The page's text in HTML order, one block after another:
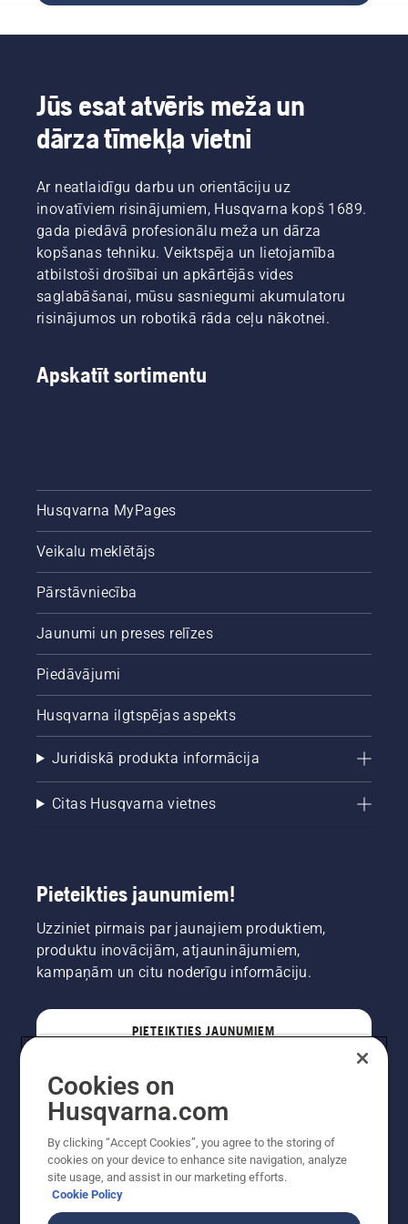
dažus
sagatavot
darbam.
Izmantojot
atkrīt.
Jūs esat atvēris meža un
dārza tīmekļa vietni
Ar neatlaidīgu darbu un orientāciju uz
inovatīviem risinājumiem, Husqvarna kopš 1689.
gada piedāvā profesionālu meža un dārza
kopšanas tehniku. Veiktspēja un lietojamība
atbilstoši drošībai un apkārtējās vides
saglabāšanai, mūsu sasniegumi akumulatoru
risinājumos un robotikā rāda ceļu nākotnei.
Apskatīt sortimentu
Husqvarna MyPages
Veikalu meklētājs
Pārstāvniecība
Jaunumi un preses relīzes
Piedāvājumi
Husqvarna ilgtspējas aspekts
Juridiskā produkta informācija
Citas Husqvarna vietnes
Pieteikties jaunumiem!
Uzziniet pirmais par jaunajiem produktiem,
produktu inovācijām, atjauninājumiem,
kampaņām un citu noderīgu informāciju.
PIETEIKTIES JAUNUMIEM
Cookies on
Husqvarna.com
By clicking “Accept Cookies”, you agree to the storing of
cookies on your device to enhance site navigation, analyze
site usage, and assist in our marketing efforts.
Cookie Policy